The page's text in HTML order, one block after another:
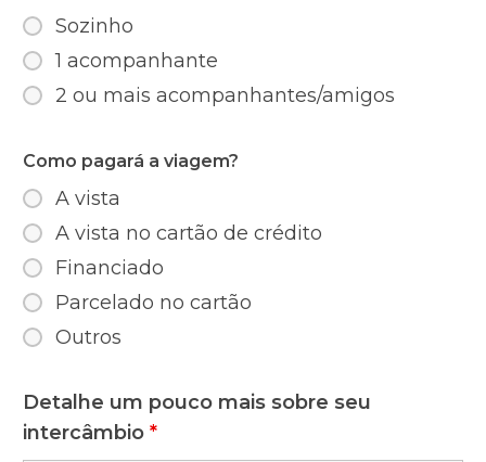
Sozinho
1 acompanhante
2 ou mais acompanhantes/amigos
Como pagará a viagem?
A vista
A vista no cartão de crédito
Financiado
Parcelado no cartão
Outros
Detalhe um pouco mais sobre seu
intercâmbio *